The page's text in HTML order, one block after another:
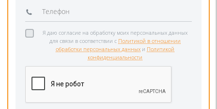
Я даю согласие на обработку моих персональных данных
для связи в соответствии с Политикой в отношении
обработки персональных данных и Политикой
конфиденциальности